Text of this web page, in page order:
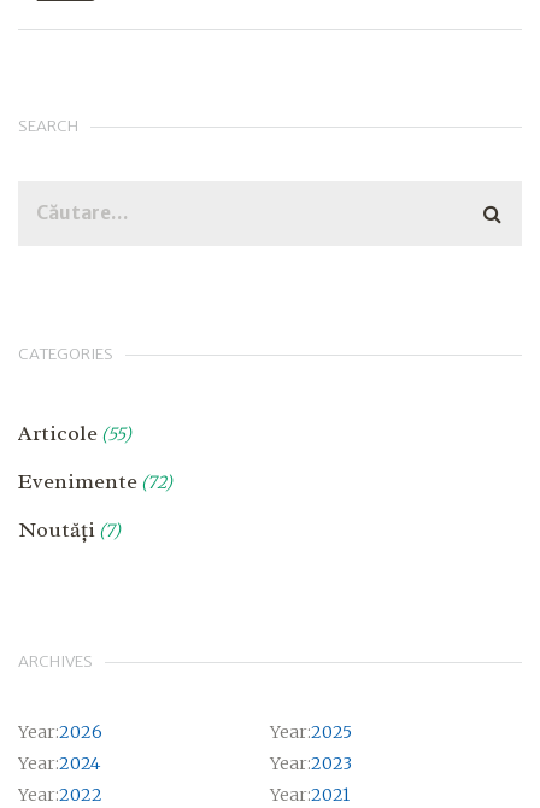
SEARCH
CATEGORIES
Articole (55)
Evenimente (72)
Noutăți (7)
ARCHIVES
Year:2026 Year:2025
Year:2024 Year:2023
Year:2022 Year:2021